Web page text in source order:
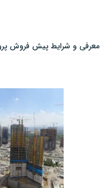
معرفی و شرایط پیش فروش